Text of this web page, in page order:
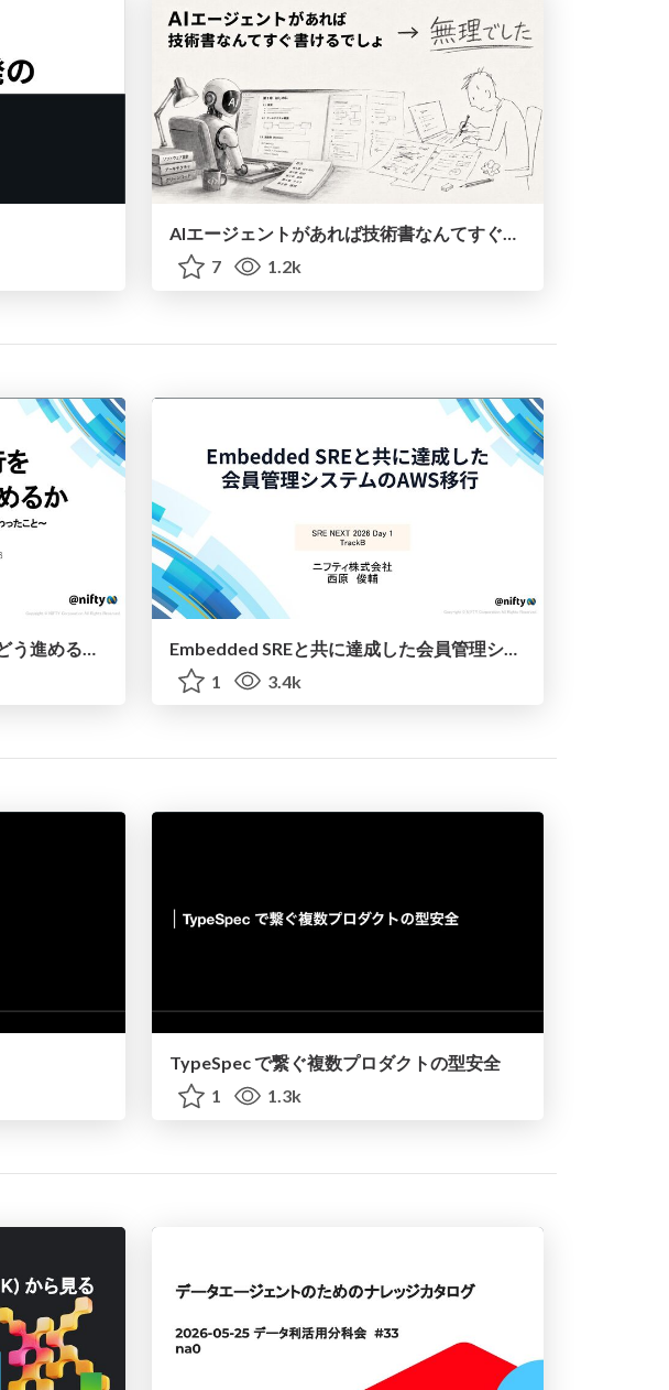
AIエージェントがあれば技術書なんてすぐ書けるでしょ→無理でした
7
1.2k
1
3.4k
TypeSpec で繋ぐ複数プロダクトの型安全
1
1.3k